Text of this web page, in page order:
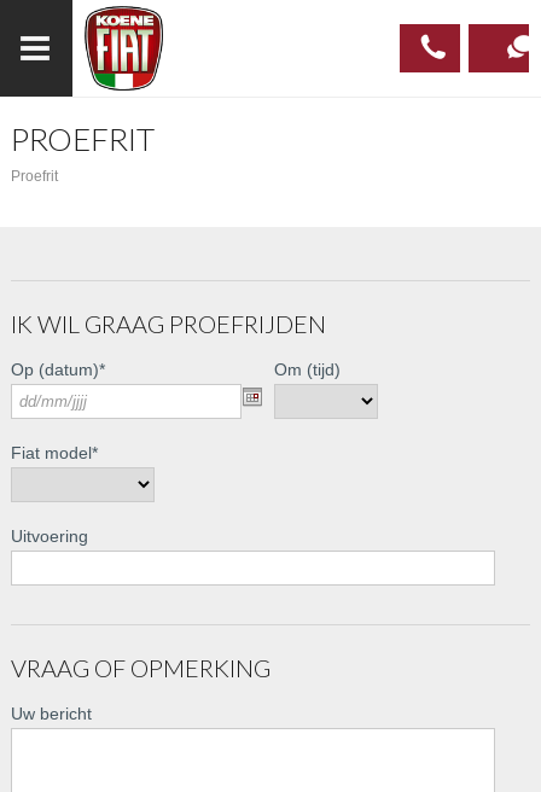
PROEFRIT
Proefrit
IK WIL GRAAG PROEFRIJDEN
Op (datum)* Om (tijd)
Fiat model*
Uitvoering
VRAAG OF OPMERKING
Uw bericht